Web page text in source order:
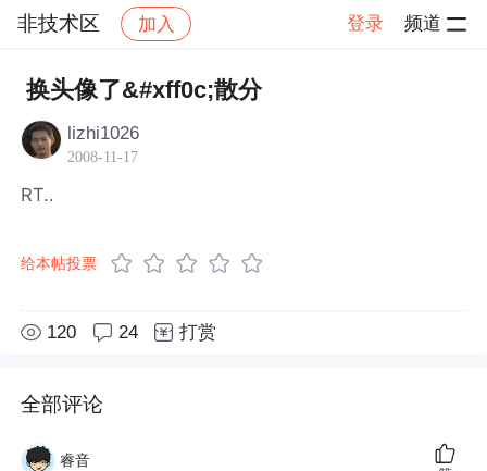
非技术区 加入 登录 频道
社区 非技术区 帖子详情
换头像了&#xff0c;散分
lizhi1026
2008-11-17
RT..
给本帖投票
120 24 打赏
全部评论
睿音